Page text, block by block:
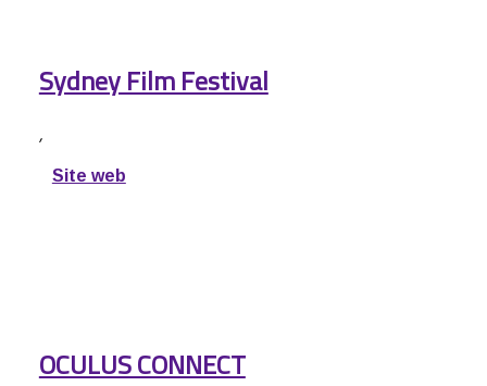
Sydney Film Festival
,
Site web
OCULUS CONNECT